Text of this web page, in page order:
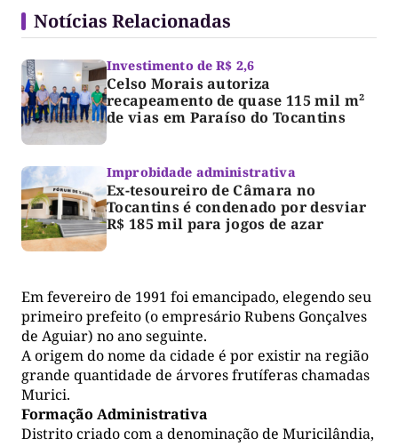
Notícias Relacionadas
Investimento de R$ 2,6
Celso Morais autoriza
recapeamento de quase 115 mil m²
de vias em Paraíso do Tocantins
Improbidade administrativa
Ex-tesoureiro de Câmara no
Tocantins é condenado por desviar
R$ 185 mil para jogos de azar
Em fevereiro de 1991 foi emancipado, elegendo seu
primeiro prefeito (o empresário Rubens Gonçalves
de Aguiar) no ano seguinte.
A origem do nome da cidade é por existir na região
grande quantidade de árvores frutíferas chamadas
Murici.
Formação Administrativa
Distrito criado com a denominação de Muricilândia,